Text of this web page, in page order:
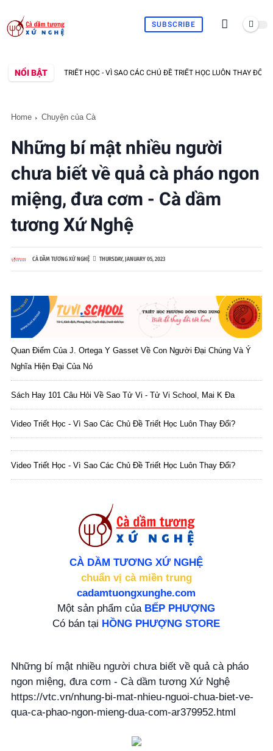
SUBSCRIBE
NỔI BẬT
VIDEO TRIẾT HỌC - VÌ SAO CÁC CHỦ ĐỀ TRIẾT HỌC LUÔN THAY ĐỔI?
Home Chuyện của Cà
Những bí mật nhiều người
chưa biết về quả cà pháo ngon
miệng, đưa cơm - Cà dầm
tương Xứ Nghệ
CÀ DẦM TƯƠNG XỨ NGHỆ THURSDAY, JANUARY 05, 2023
Quan Điểm Của J. Ortega Y Gasset Về Con Người Đại Chúng Và Ý
Nghĩa Hiện Đại Của Nó
Sách Hay 101 Câu Hỏi Về Sao Tử Vi - Tử Vi School, Mai K Đa
Video Triết Học - Vì Sao Các Chủ Đề Triết Học Luôn Thay Đổi?
Video Triết Học - Vì Sao Các Chủ Đề Triết Học Luôn Thay Đổi?
CÀ DẦM TƯƠNG XỨ NGHỆ
chuẩn vị cà miền trung
cadamtuongxunghe.com
Một sản phẩm của BẾP PHƯỢNG
Có bán tại HỒNG PHƯỢNG STORE
Những bí mật nhiều người chưa biết về quả cà pháo
ngon miệng, đưa cơm - Cà dầm tương Xứ Nghệ
https://vtc.vn/nhung-bi-mat-nhieu-nguoi-chua-biet-ve-
qua-ca-phao-ngon-mieng-dua-com-ar379952.html